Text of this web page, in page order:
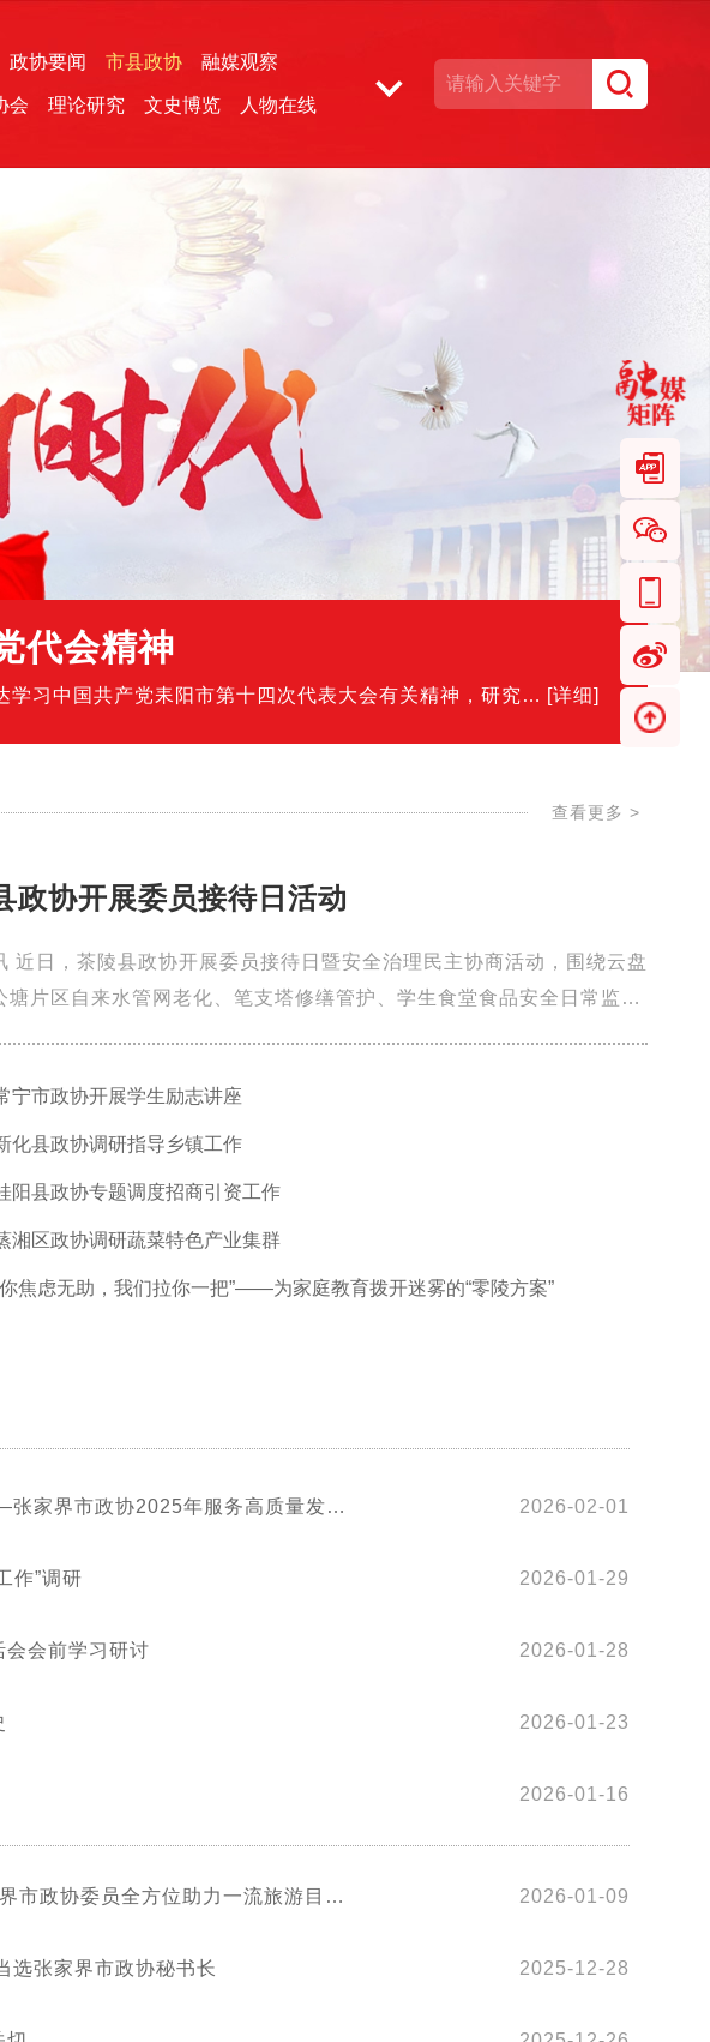
政协要闻 市县政协 融媒观察
会 理论研究 文史博览 人物在线
代会精神
习中国共产党耒阳市第十四次代表大会有关精神，研究部
会大会精神实质、目标任务...
[详细]
查看更多 >
政协开展委员接待日活动
近日，茶陵县政协开展委员接待日暨安全治理民主协商活动，围绕云盘
塘片区自来水管网老化、笔支塔修缮管护、学生食堂食品安全日常监
宁市政协开展学生励志讲座
化县政协调研指导乡镇工作
阳县政协专题调度招商引资工作
湘区政协调研蔬菜特色产业集群
你焦虑无助，我们拉你一把”——为家庭教育拨开迷雾的“零陵方案”
家界市政协2025年服务高质量发展
2026-02-01
作”调研 2026-01-29
会前学习研讨 2026-01-28
2026-01-23
2026-01-16
政协委员全方位助力一流旅游目的
2026-01-09
市政协副主席 张国纲当选张家界市政协秘书长 2025-12-28